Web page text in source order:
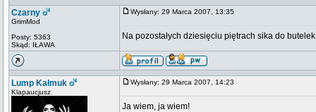
Czarny
GrimMod
Posty: 5363
Skąd: IŁAWA
Wysłany: 29 Marca 2007, 13:35
Na pozostałych dziesięciu piętrach sika do
Lump Kałmuk
Klapaucjusz
Wysłany: 29 Marca 2007, 14:23
Ja wiem, ja wiem!